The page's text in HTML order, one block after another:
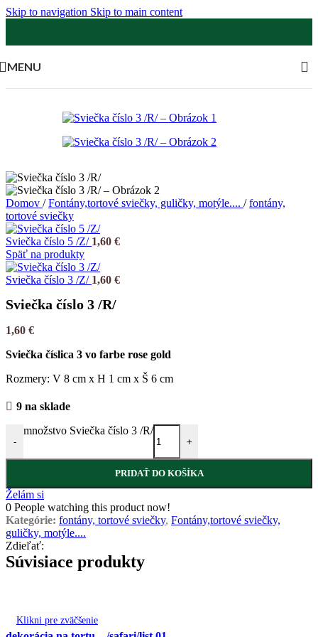
Skip to navigation Skip to main content
MENU
Klikni pre zväčšenie
Domov / Fontány,tortové sviečky, guličky, motýle.... / fontány,
tortové sviečky
Sviečka číslo 5 /Z/ 1,60 €
Späť na produkty
Sviečka číslo 3 /Z/ 1,60 €
Sviečka číslo 3 /R/
1,60 €
Sviečka číslica 3 vo farbe rose gold
Rozmery: V 8 cm x H 1 cm x Š 6 cm
9 na sklade
-
množstvo Sviečka číslo 3 /R/
+
PRIDAŤ DO KOŠÍKA
Želám si
0 People watching this product now!
Kategórie: fontány, tortové sviečky, Fontány,tortové sviečky,
guličky, motýle....
Zdieľať:
Súvisiace produkty